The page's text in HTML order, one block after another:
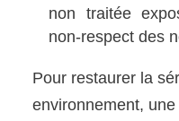
non traitée
non-respect des
Pour restaurer la
environnement,